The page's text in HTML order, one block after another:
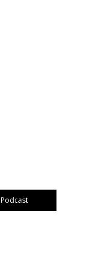
Podcast